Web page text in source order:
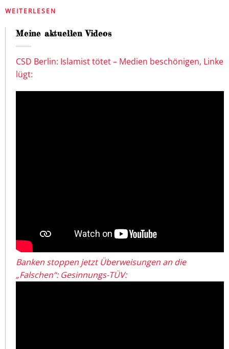
WEITERLESEN
Meine aktuellen Videos
CSD Berlin: Islamist tötet – Medien beschönigen, Linke
lügt:
Banken stoppen jetzt Überweisungen an die
„Falschen“: Gesinnungs-TÜV: